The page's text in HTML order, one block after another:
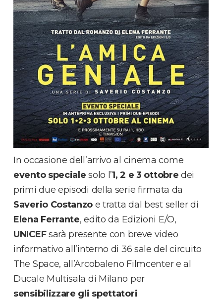
In occasione dell’arrivo al cinema come
evento specialesolo l’1, 2 e 3 ottobredei
primi due episodi della serie firmata da
Saverio Costanzo e tratta dal best seller di
Elena Ferrante, edito da Edizioni E/O,
UNICEFsarà presente con breve video
informativo all’interno di 36 sale del circuito
The Space, all’Arcobaleno Filmcenter e al
Ducale Multisala di Milano per
sensibilizzare gli spettatori